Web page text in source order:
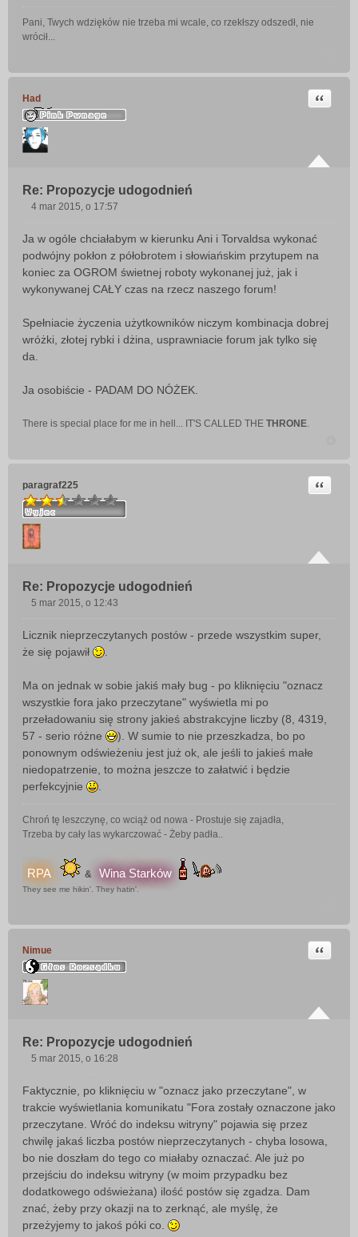
Pani, Twych wdzięków nie trzeba mi wcale, co rzekłszy odszedł, nie
wrócił...
Had
Re: Propozycje udogodnień
Cytuj
s
t
4 mar 2015, o 17:57
Ja w ogóle chciałabym w kierunku Ani i Torvaldsa wykonać
podwójny pokłon z półobrotem i słowiańskim przytupem na
koniec za OGROM świetnej roboty wykonanej już, jak i
wykonywanej CAŁY czas na rzecz naszego forum!
Spełniacie życzenia użytkowników niczym kombinacja dobrej
wróżki, złotej rybki i dżina, usprawniacie forum jak tylko się
da.
Ja osobiście - PADAM DO NÓŻEK.
There is special place for me in hell... IT'S CALLED THE THRONE.
paragraf225
Re: Propozycje udogodnień
Cytuj
s
t
5 mar 2015, o 12:43
Licznik nieprzeczytanych postów - przede wszystkim super,
że się pojawił
Ma on jednak w sobie jakiś mały bug - po kliknięciu "oznacz
wszystkie fora jako przeczytane" wyświetla mi po
przeładowaniu się strony jakieś abstrakcyjne liczby (8, 4319,
57 - serio różne
). W sumie to nie przeszkadza, bo po
ponownym odświeżeniu jest już ok, ale jeśli to jakieś małe
niedopatrzenie, to można jeszcze to załatwić i będzie
perfekcyjnie
Chroń tę leszczynę, co wciąż od nowa - Prostuje się zajadła,
Trzeba by cały las wykarczować - Żeby padła..
RPA & Wina Starków
They see me hikin'. They hatin'.
Nimue
Re: Propozycje udogodnień
Cytuj
s
t
5 mar 2015, o 16:28
Faktycznie, po kliknięciu w "oznacz jako przeczytane", w
trakcie wyświetlania komunikatu "Fora zostały oznaczone jako
przeczytane. Wróć do indeksu witryny" pojawia się przez
chwilę jakaś liczba postów nieprzeczytanych - chyba losowa,
bo nie doszłam do tego co miałaby oznaczać. Ale już po
przejściu do indeksu witryny (w moim przypadku bez
dodatkowego odświeżana) ilość postów się zgadza. Dam
znać, żeby przy okazji na to zerknąć, ale myślę, że
przeżyjemy to jakoś póki co.